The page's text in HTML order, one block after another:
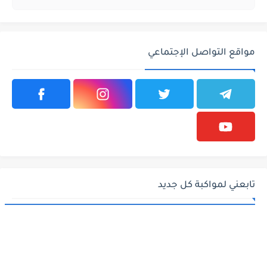
مواقع التواصل الإجتماعي
تابعني لمواكبة كل جديد